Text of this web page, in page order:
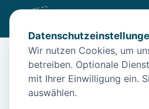
/Unterkünfte /Norden/
Apartment Katrin –
Wir nutzen Cookies, um
betreiben. Optionale
mit Ihrer Einwilligung ein.
auswählen.